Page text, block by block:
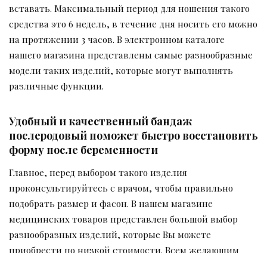
вставать. Максимальный период для ношения такого
средства это 6 недель, в течение дня носить его можно
на протяжении 3 часов. В электронном каталоге
нашего магазина представлены самые разнообразные
модели таких изделий, которые могут выполнять
различные функции.
Удобный и качественный бандаж
послеродовый поможет быстро восстановить
форму после беременности
Главное, перед выбором такого изделия
проконсультируйтесь с врачом, чтобы правильно
подобрать размер и фасон. В нашем магазине
медицинских товаров представлен большой выбор
разнообразных изделий, которые Вы можете
приобрести по низкой стоимости. Всем желающим